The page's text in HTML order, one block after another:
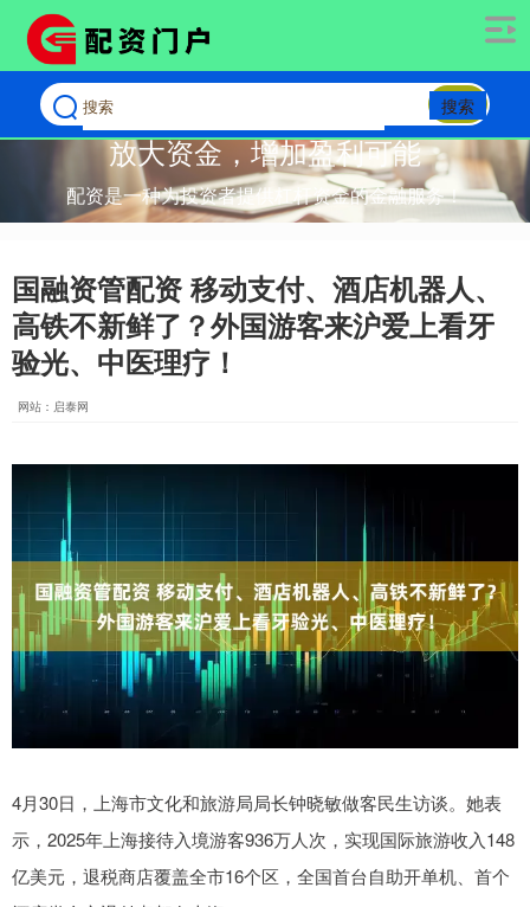
搜索
放大资金，增加盈利可能
配资是一种为投资者提供杠杆资金的金融服务！
国融资管配资 移动支付、酒店机器人、
高铁不新鲜了？外国游客来沪爱上看牙
验光、中医理疗！
网站：启泰网
4月30日，上海市文化和旅游局局长钟晓敏做客民生访谈。她表
示，2025年上海接待入境游客936万人次，实现国际旅游收入148
亿美元，退税商店覆盖全市16个区，全国首台自助开单机、首个